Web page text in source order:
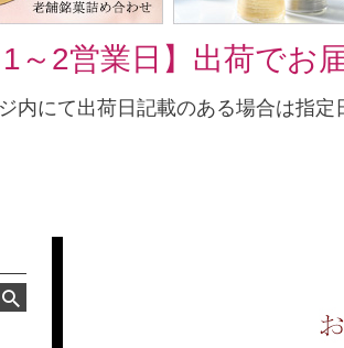
～2営業日】出荷でお
内にて出荷日記載のある場合は指定